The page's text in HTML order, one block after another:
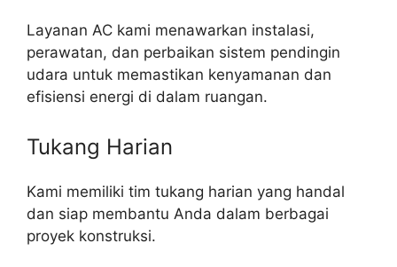
Layanan AC kami menawarkan instalasi,
perawatan, dan perbaikan sistem pendingin
udara untuk memastikan kenyamanan dan
efisiensi energi di dalam ruangan.
Tukang Harian
Kami memiliki tim tukang harian yang handal
dan siap membantu Anda dalam berbagai
proyek konstruksi.